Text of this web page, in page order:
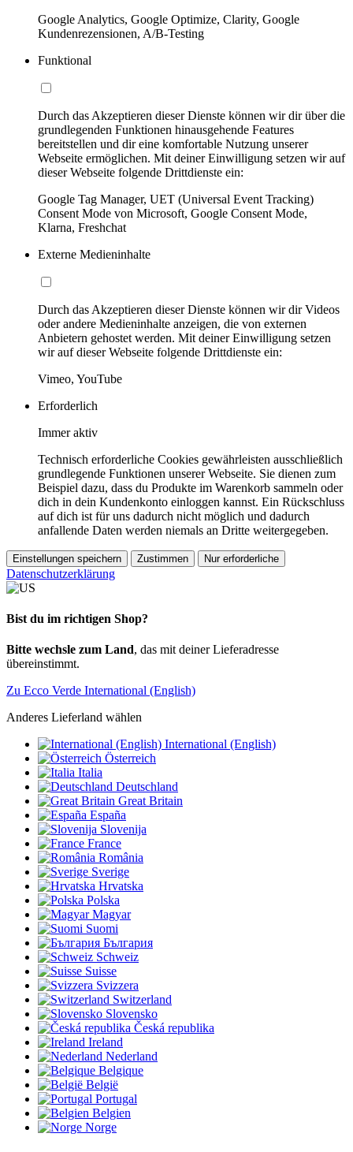
Google Analytics, Google Optimize, Clarity, Google
Kundenrezensionen, A/B-Testing
Funktional
Durch das Akzeptieren dieser Dienste können wir dir über die
grundlegenden Funktionen hinausgehende Features
bereitstellen und dir eine komfortable Nutzung unserer
Webseite ermöglichen. Mit deiner Einwilligung setzen wir auf
dieser Webseite folgende Drittdienste ein:
Google Tag Manager, UET (Universal Event Tracking)
Consent Mode von Microsoft, Google Consent Mode,
Klarna, Freshchat
Externe Medieninhalte
Durch das Akzeptieren dieser Dienste können wir dir Videos
oder andere Medieninhalte anzeigen, die von externen
Anbietern gehostet werden. Mit deiner Einwilligung setzen
wir auf dieser Webseite folgende Drittdienste ein:
Vimeo, YouTube
Erforderlich
Immer aktiv
Technisch erforderliche Cookies gewährleisten ausschließlich
grundlegende Funktionen unserer Webseite. Sie dienen zum
Beispiel dazu, dass du Produkte im Warenkorb sammeln oder
dich in dein Kundenkonto einloggen kannst. Ein Rückschluss
auf dich ist für uns dadurch nicht möglich und dadurch
anfallende Daten werden niemals an Dritte weitergegeben.
Einstellungen speichern Zustimmen Nur erforderliche
Datenschutzerklärung
Bist du im richtigen Shop?
Bitte wechsle zum Land, das mit deiner Lieferadresse
übereinstimmt.
Zu Ecco Verde International (English)
Anderes Lieferland wählen
International (English)
Österreich
Italia
Deutschland
Great Britain
España
Slovenija
France
România
Sverige
Hrvatska
Polska
Magyar
Suomi
България
Schweiz
Suisse
Svizzera
Switzerland
Slovensko
Česká republika
Ireland
Nederland
Belgique
België
Portugal
Belgien
Norge